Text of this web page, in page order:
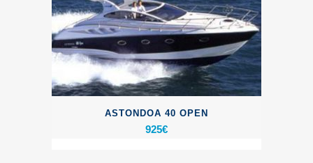
ASTONDOA 40 OPEN
925€